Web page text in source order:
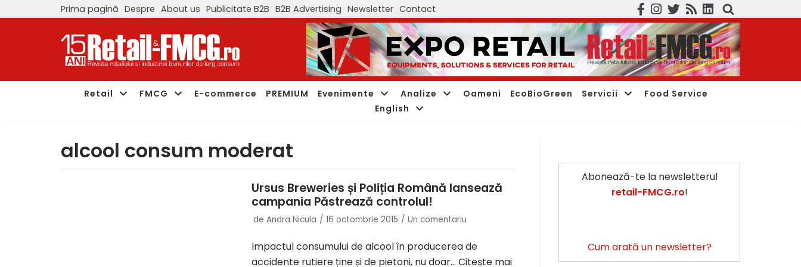
Prima pagină Despre About us Publicitate B2B B2B Advertising Newsletter Contact
Retail FMCG E-commerce PREMIUM Evenimente Analize Oameni EcoBioGreen Servicii
Food Service
English
alcool consum moderat
Ursus Breweries și Poliția Română lansează
campania Păstrează controlul!
de Andra Nicula 16 octombrie 2015 Un comentariu
Impactul consumului de alcool în producerea de
accidente rutiere ține și de pietoni, nu doar… Citește mai
Abonează-te la newsletterul
retail-FMCG.ro!
Cum arată un newsletter?